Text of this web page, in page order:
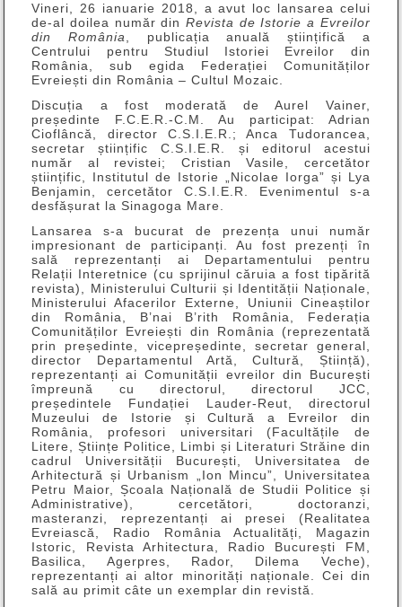
Vineri, 26 ianuarie 2018, a avut loc lansarea celui
de-al doilea număr din Revista de Istorie a Evreilor
din România, publicația anuală științifică a
Centrului pentru Studiul Istoriei Evreilor din
România, sub egida Federației Comunităților
Evreiești din România – Cultul Mozaic.
Discuția a fost moderată de Aurel Vainer,
președinte F.C.E.R.-C.M. Au participat: Adrian
Cioflâncă, director C.S.I.E.R.; Anca Tudorancea,
secretar științific C.S.I.E.R. și editorul acestui
număr al revistei; Cristian Vasile, cercetător
științific, Institutul de Istorie „Nicolae Iorga” și Lya
Benjamin, cercetător C.S.I.E.R. Evenimentul s-a
desfășurat la Sinagoga Mare.
Lansarea s-a bucurat de prezența unui număr
impresionant de participanți. Au fost prezenți în
sală reprezentanți ai Departamentului pentru
Relații Interetnice (cu sprijinul căruia a fost tipărită
revista), Ministerului Culturii și Identității Naționale,
Ministerului Afacerilor Externe, Uniunii Cineaștilor
din România, B’nai B’rith România, Federația
Comunităților Evreiești din România (reprezentată
prin președinte, vicepreședinte, secretar general,
director Departamentul Artă, Cultură, Știință),
reprezentanți ai Comunității evreilor din București
împreună cu directorul, directorul JCC,
președintele Fundației Lauder-Reut, directorul
Muzeului de Istorie și Cultură a Evreilor din
România, profesori universitari (Facultățile de
Litere, Științe Politice, Limbi și Literaturi Străine din
cadrul Universității București, Universitatea de
Arhitectură și Urbanism „Ion Mincu”, Universitatea
Petru Maior, Școala Națională de Studii Politice și
Administrative), cercetători, doctoranzi,
masteranzi, reprezentanți ai presei (Realitatea
Evreiască, Radio România Actualități, Magazin
Istoric, Revista Arhitectura, Radio București FM,
Basilica, Agerpres, Rador, Dilema Veche),
reprezentanți ai altor minorități naționale. Cei din
sală au primit câte un exemplar din revistă.